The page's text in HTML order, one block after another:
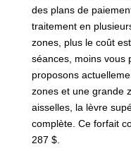
des plans de
traitement en
zones, plus le coût
séances, moins vous
proposons
zones et une grande
aisselles, la lèvre
complète. Ce forfait
287 $.